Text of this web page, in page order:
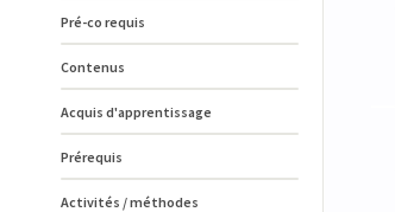
Pré-co requis
Contenus
Acquis d'apprentissage
Prérequis
Activités / méthodes